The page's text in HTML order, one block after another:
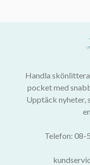
Handla
pocket med
Upptäck nyheter,
Telefon: 08-